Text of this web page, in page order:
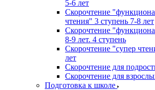
5-6 лет
Скорочтение
чтения" 3 ступень 7-8 лет
Скорочтение
8-9 лет. 4 ступень
Скорочтение "супер
лет
Скорочтение для
Cкорочтение для
Подготовка к школе